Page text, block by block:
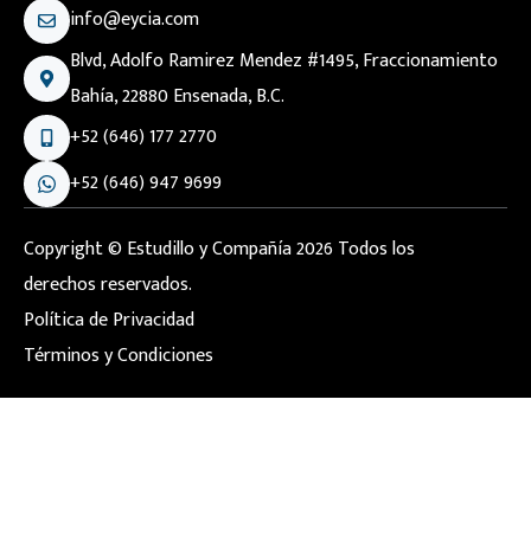
info@eycia.com
Blvd, Adolfo Ramirez Mendez #1495, Fraccionamiento
Bahía, 22880 Ensenada, B.C.
+52 (646) 177 2770
+52 (646) 947 9699
Copyright © Estudillo y Compañía 2026 Todos los
derechos reservados.
Política de Privacidad
Términos y Condiciones